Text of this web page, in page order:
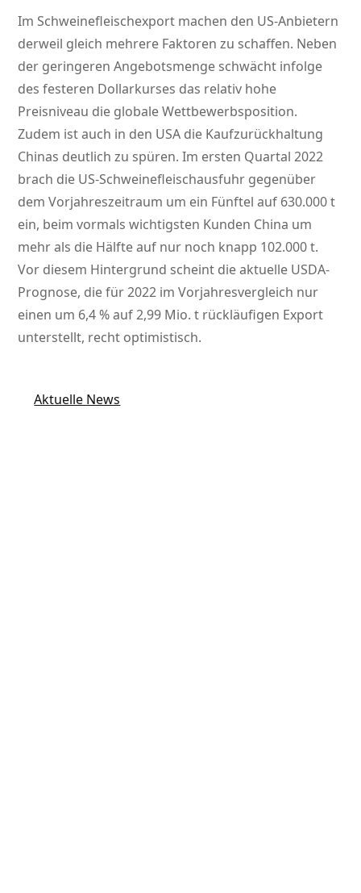
Im Schweinefleischexport machen den US-Anbietern
derweil gleich mehrere Faktoren zu schaffen. Neben
der geringeren Angebotsmenge schwächt infolge
des festeren Dollarkurses das relativ hohe
Preisniveau die globale Wettbewerbsposition.
Zudem ist auch in den USA die Kaufzurückhaltung
Chinas deutlich zu spüren. Im ersten Quartal 2022
brach die US-Schweinefleischausfuhr gegenüber
dem Vorjahreszeitraum um ein Fünftel auf 630.000 t
ein, beim vormals wichtigsten Kunden China um
mehr als die Hälfte auf nur noch knapp 102.000 t.
Vor diesem Hintergrund scheint die aktuelle USDA-
Prognose, die für 2022 im Vorjahresvergleich nur
einen um 6,4 % auf 2,99 Mio. t rückläufigen Export
unterstellt, recht optimistisch.
Aktuelle News